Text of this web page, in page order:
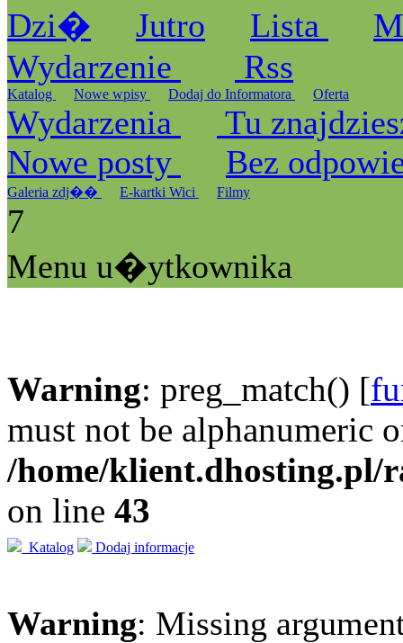
Dzi�
Jutro Lista
Wydarzenie
Rss
Katalog Nowe wpisy Dodaj do Informatora Oferta
Wydarzenia
Tu
Nowe posty
Bez
Galeria zdj�� E-kartki Wici Filmy
7
Menu u�ytkownika
Warning: preg_match() [
must not be alphanumeric
/home/klient.dhosting.pl/
on line 43
Katalog Dodaj informacje
Warning: Missing